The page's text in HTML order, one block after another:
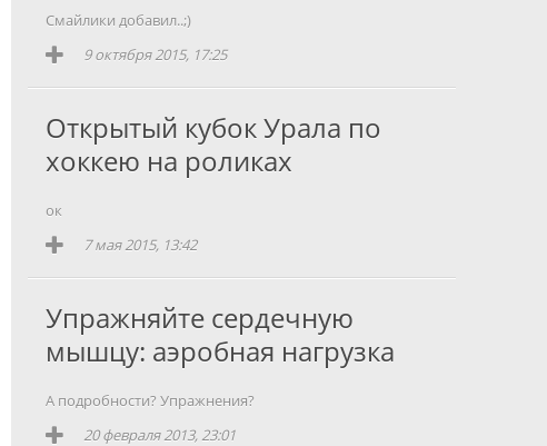
Смайлики добавил..;)
9 октября 2015, 17:25
Открытый кубок Урала по
хоккею на роликах
ок
7 мая 2015, 13:42
Упражняйте сердечную
мышцу: аэробная нагрузка
А подробности? Упражнения?
20 февраля 2013, 23:01